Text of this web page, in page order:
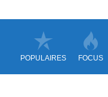
POPULAIRES FOCUS